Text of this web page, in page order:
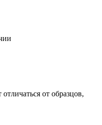
от образцов,